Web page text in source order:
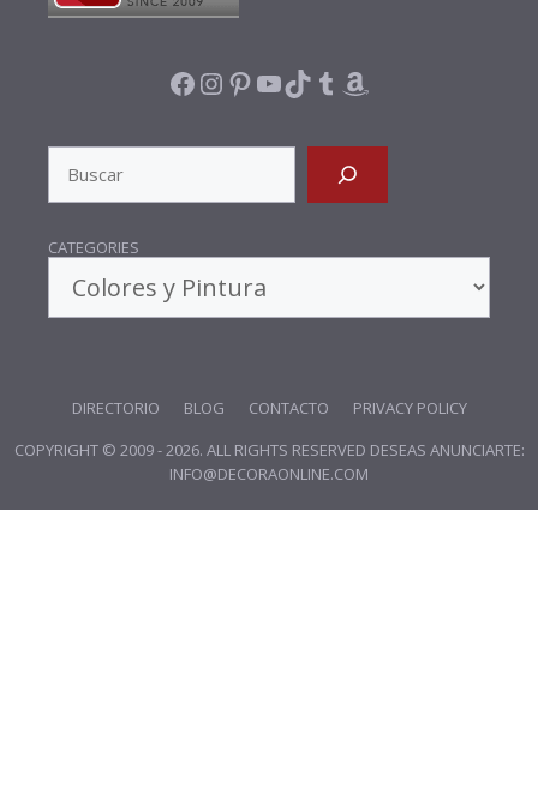
FACEBOOK
INSTAGRAM
PINTEREST
YOUTUBE
TIKTOK
TUMBLR
AMAZON
SEARCH
CATEGORIES
DIRECTORIO BLOG CONTACTO
PRIVACY POLICY
COPYRIGHT © 2009 - 2026. ALL RIGHTS RESERVED DESEAS ANUNCIARTE:
INFO@DECORAONLINE.COM